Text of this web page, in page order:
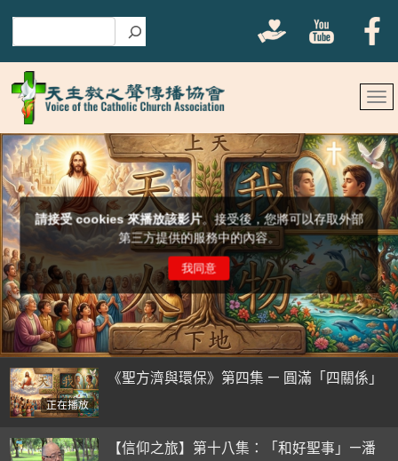
正在播放
《聖方濟與環保》第四集 — 圓滿「四關係」
【信仰之旅】第十八集：「和好聖事」—潘